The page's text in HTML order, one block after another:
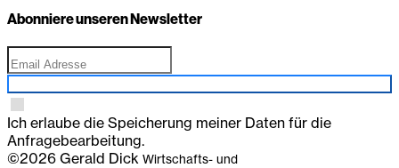
Abonniere unseren Newsletter
Ich erlaube die Speicherung meiner Daten für die
Anfragebearbeitung.
©2026 Gerald Dick Wirtschafts- und